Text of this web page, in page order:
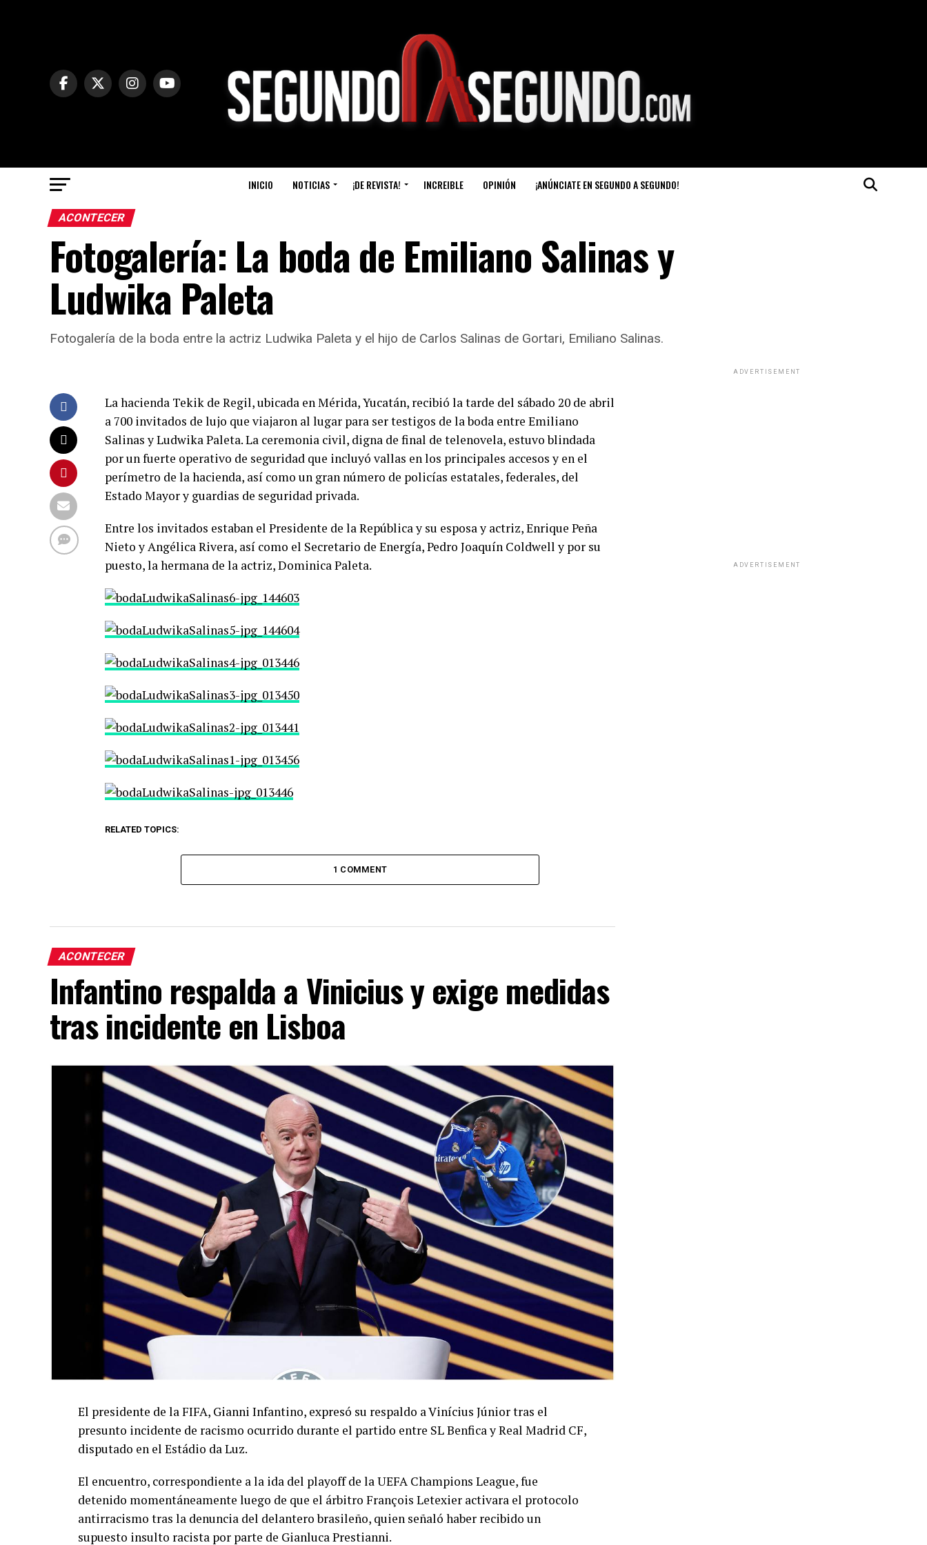
INICIO NOTICIAS ¡DE REVISTA! INCREIBLE OPINIÓN ¡ANÚNCIATE EN SEGUNDO A SEGUNDO!
ACONTECER
Fotogalería: La boda de Emiliano Salinas y
Ludwika Paleta
Fotogalería de la boda entre la actriz Ludwika Paleta y el hijo de Carlos Salinas de Gortari, Emiliano Salinas.
La hacienda Tekik de Regil, ubicada en Mérida, Yucatán, recibió la tarde del sábado 20 de abril
a 700 invitados de lujo que viajaron al lugar para ser testigos de la boda entre Emiliano
Salinas y Ludwika Paleta. La ceremonia civil, digna de final de telenovela, estuvo blindada
por un fuerte operativo de seguridad que incluyó vallas en los principales accesos y en el
perímetro de la hacienda, así como un gran número de policías estatales, federales, del
Estado Mayor y guardias de seguridad privada.
Entre los invitados estaban el Presidente de la República y su esposa y actriz, Enrique Peña
Nieto y Angélica Rivera, así como el Secretario de Energía, Pedro Joaquín Coldwell y por su
puesto, la hermana de la actriz, Dominica Paleta.
RELATED TOPICS:
1 COMMENT
ACONTECER
Infantino respalda a Vinicius y exige medidas
tras incidente en Lisboa
El presidente de la FIFA, Gianni Infantino, expresó su respaldo a Vinícius Júnior tras el
presunto incidente de racismo ocurrido durante el partido entre SL Benfica y Real Madrid CF,
disputado en el Estádio da Luz.
El encuentro, correspondiente a la ida del playoff de la UEFA Champions League, fue
detenido momentáneamente luego de que el árbitro François Letexier activara el protocolo
antirracismo tras la denuncia del delantero brasileño, quien señaló haber recibido un
supuesto insulto racista por parte de Gianluca Prestianni.
ADVERTISEMENT
ADVERTISEMENT